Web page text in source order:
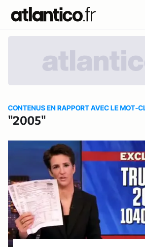
CONTENUS EN RAPPORT AVEC LE MOT-
"2005"